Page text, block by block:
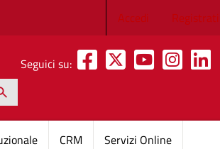
Menu
Accedi Registrati
Seguici su:
CRM Servizi Online